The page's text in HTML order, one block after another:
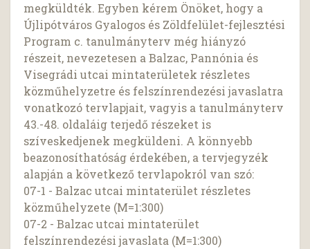
megküldték. Egyben kérem Önöket, hogy a
Újlipótváros Gyalogos és Zöldfelület-fejlesztési
Program c. tanulmányterv még hiányzó
részeit, nevezetesen a Balzac, Pannónia és
Visegrádi utcai mintaterületek részletes
közműhelyzetre és felszínrendezési javaslatra
vonatkozó tervlapjait, vagyis a tanulmányterv
43.-48. oldaláig terjedő részeket is
szíveskedjenek megküldeni. A könnyebb
beazonosíthatóság érdekében, a tervjegyzék
alapján a következő tervlapokról van szó:
07-1 - Balzac utcai mintaterület részletes
közműhelyzete (M=1:300)
07-2 - Balzac utcai mintaterület
felszínrendezési javaslata (M=1:300)